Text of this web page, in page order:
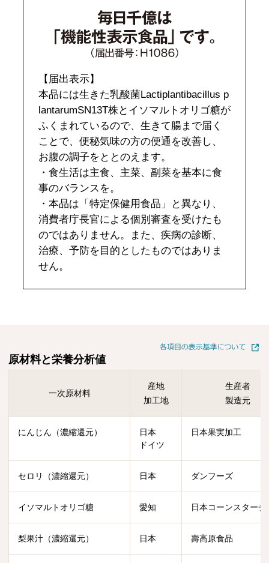
【届出表示】
本品には生きた乳酸菌Lactiplantibacillus p
lantarumSN13T株とイソマルトオリゴ糖が
ふくまれているので、生きて腸まで届く
ことで、便秘気味の方の便通を改善し、
お腹の調子をととのえます。
・食生活は主食、主菜、副菜を基本に食
事のバランスを。
・本品は「特定保健用食品」と異なり、
消費者庁長官による個別審査を受けたも
のではありません。また、疾病の診断、
治療、予防を目的としたものではありま
せん。
原材料と栄養分析値
一次原材料
産地
加工地
生産者
製造元
にんじん（濃縮還元）
日本
ドイツ
日本果実加工
セロリ（濃縮還元） 日本 ダンフーズ
イソマルトオリゴ糖 愛知 日本コーンスターチ
梨果汁（濃縮還元） 日本 壽高原食品